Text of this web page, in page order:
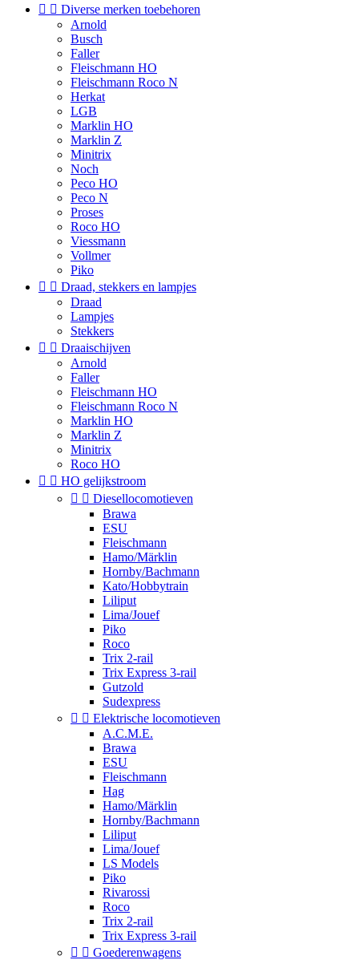
  Diverse merken toebehoren
Arnold
Busch
Faller
Fleischmann HO
Fleischmann Roco N
Herkat
LGB
Marklin HO
Marklin Z
Minitrix
Noch
Peco HO
Peco N
Proses
Roco HO
Viessmann
Vollmer
Piko
  Draad, stekkers en lampjes
Draad
Lampjes
Stekkers
  Draaischijven
Arnold
Faller
Fleischmann HO
Fleischmann Roco N
Marklin HO
Marklin Z
Minitrix
Roco HO
  HO gelijkstroom
  Diesellocomotieven
Brawa
ESU
Fleischmann
Hamo/Märklin
Hornby/Bachmann
Kato/Hobbytrain
Liliput
Lima/Jouef
Piko
Roco
Trix 2-rail
Trix Express 3-rail
Gutzold
Sudexpress
  Elektrische locomotieven
A.C.M.E.
Brawa
ESU
Fleischmann
Hag
Hamo/Märklin
Hornby/Bachmann
Liliput
Lima/Jouef
LS Models
Piko
Rivarossi
Roco
Trix 2-rail
Trix Express 3-rail
  Goederenwagens